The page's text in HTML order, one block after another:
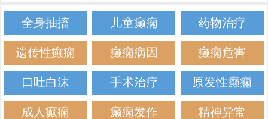
全身抽搐 儿童癫痫 药物治疗
遗传性癫痫 癫痫病因 癫痫危害
口吐白沫 手术治疗 原发性癫痫
成人癫痫 癫痫发作 精神异常